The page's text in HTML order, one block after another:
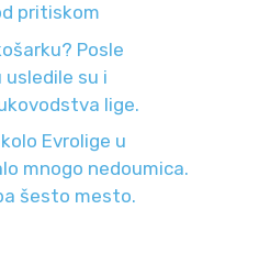
pritiskom
Posle
su i
lige.
Evrolige u
mnogo nedoumica.
šesto mesto.